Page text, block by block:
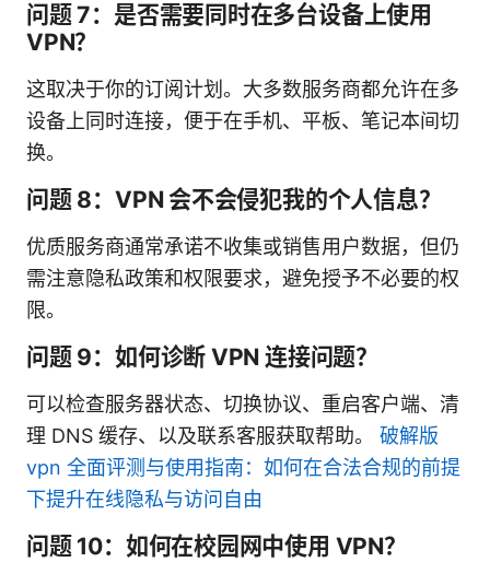
问题 7：是否需要同时在多台设备上使用
VPN？
这取决于你的订阅计划。大多数服务商都允许在多
设备上同时连接，便于在手机、平板、笔记本间切
换。
问题 8：VPN 会不会侵犯我的个人信息？
优质服务商通常承诺不收集或销售用户数据，但仍
需注意隐私政策和权限要求，避免授予不必要的权
限。
问题 9：如何诊断 VPN 连接问题？
可以检查服务器状态、切换协议、重启客户端、清
理 DNS 缓存、以及联系客服获取帮助。 破解版
vpn 全面评测与使用指南：如何在合法合规的前提
下提升在线隐私与访问自由
问题 10：如何在校园网中使用 VPN？